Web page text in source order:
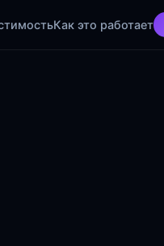
Как это работает